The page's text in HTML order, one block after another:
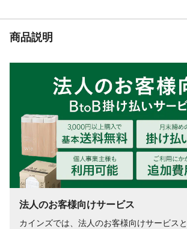
商品説明
法人のお客様向けサービス
カインズでは、法人のお客様向けサービス